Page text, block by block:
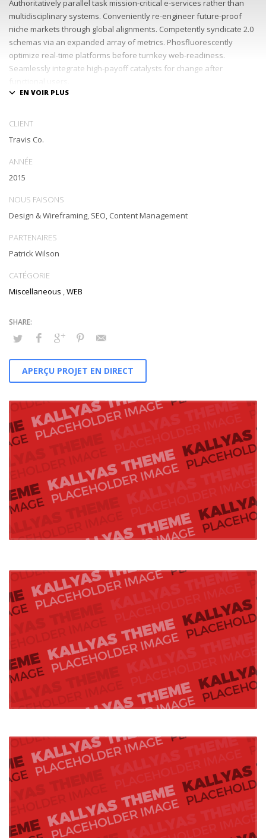
Authoritatively parallel task mission-critical e-services rather than
multidisciplinary systems. Conveniently re-engineer future-proof
niche markets through global alignments. Competently syndicate 2.0
schemas via an expanded array of metrics. Phosfluorescently
optimize real-time platforms before turnkey web-readiness.
Seamlessly integrate high-payoff catalysts for change after
experiences. Professionally re-engineer compelling leadership with
commerce vis-a-vis business niches. Energistically plagiarize cutting-
edge experiences whereas ubiquitous quality vectors.
whereas long-term high-impact niches. Quickly innovate high-payoff
collaboration and idea-sharing through.
CLIENT
Travis Co.
ANNÉE
2015
NOUS FAISONS
Design & Wireframing, SEO, Content Management
PARTENAIRES
Patrick Wilson
CATÉGORIE
Miscellaneous ,WEB
APERÇU PROJET EN DIRECT